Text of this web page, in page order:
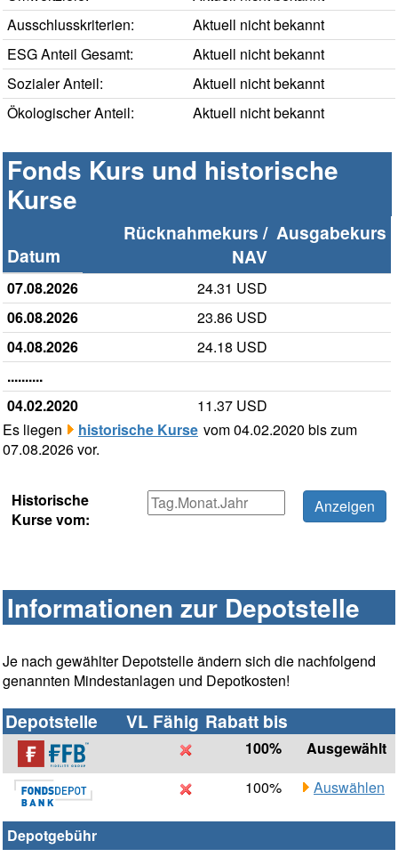
Ausschlusskriterien:
Aktuell nicht bekannt
ESG Anteil Gesamt:
Aktuell nicht bekannt
Sozialer Anteil:
Aktuell nicht bekannt
Ökologischer Anteil:
Aktuell nicht bekannt
Fonds Kurs und historische
Kurse
Datum
Rücknahmekurs /
NAV
Ausgabekurs
07.08.2026
24.31 USD
06.08.2026
23.86 USD
04.08.2026
24.18 USD
..........
04.02.2020
11.37 USD
Es liegen
historische Kurse vom 04.02.2020 bis zum
07.08.2026 vor.
Historische
Kurse vom:
Informationen zur Depotstelle
Je nach gewählter Depotstelle ändern sich die nachfolgend
genannten Mindestanlagen und Depotkosten!
Depotstelle VL Fähig Rabatt bis
100%
Ausgewählt
100%
Auswählen
Depotgebühr